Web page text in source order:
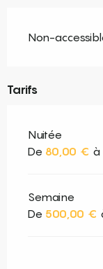
Non-
Tarifs
Nuitée
De 80,00 € à
Semaine
De 500,00 €